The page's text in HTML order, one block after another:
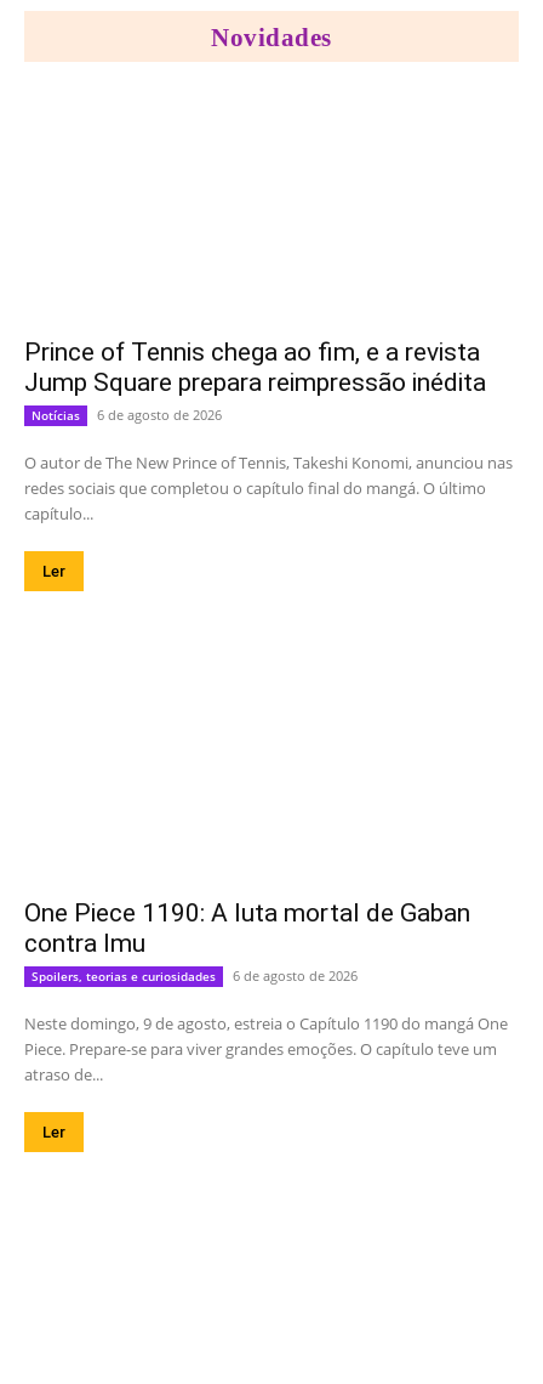
Novidades
Prince of Tennis chega ao fim, e a revista
Jump Square prepara reimpressão inédita
Notícias 6 de agosto de 2026
O autor de The New Prince of Tennis, Takeshi Konomi, anunciou nas
redes sociais que completou o capítulo final do mangá. O último
capítulo...
Ler
One Piece 1190: A luta mortal de Gaban
contra Imu
Spoilers, teorias e curiosidades 6 de agosto de 2026
Neste domingo, 9 de agosto, estreia o Capítulo 1190 do mangá One
Piece. Prepare-se para viver grandes emoções. O capítulo teve um
atraso de...
Ler